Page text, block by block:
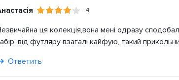
4
ця колекція,вона мені одразу
від футляру взагалі кайфую, такий
Ответить